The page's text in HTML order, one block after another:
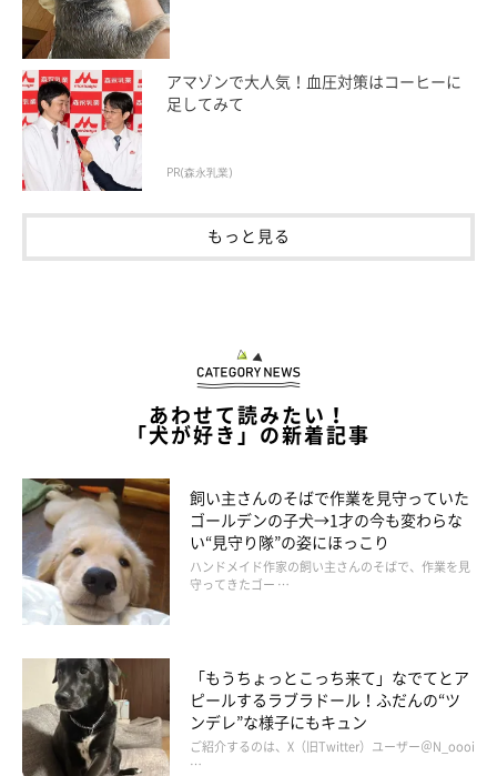
アマゾンで大人気！血圧対策はコーヒーに
足してみて
PR(森永乳業)
もっと見る
あわせて読みたい！
「犬が好き」の新着記事
飼い主さんのそばで作業を見守っていた
ゴールデンの子犬→1才の今も変わらな
い“見守り隊”の姿にほっこり
ハンドメイド作家の飼い主さんのそばで、作業を見
守ってきたゴー …
「もうちょっとこっち来て」なでてとア
ピールするラブラドール！ふだんの“ツ
ンデレ”な様子にもキュン
ご紹介するのは、X（旧Twitter）ユーザー＠N_oooi
…